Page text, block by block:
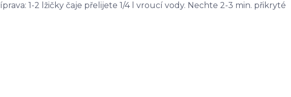
1-2 lžičky čaje přelijete 1/4 l vroucí vody. Nechte 2-3 min. přikryté